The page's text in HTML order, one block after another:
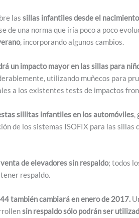
las sillas infantiles desde el
de una norma que iría poco a poco
, incorporando algunos cambios.
un impacto mayor en las sillas para
utilizando muñecos para
a los existentes tests de impactos
sillitas infantiles en los automóviles,
de los sistemas ISOFIX para las sillas
de elevadores sin respaldo; todos
respaldo.
también cambiará en enero de 2017.
sin respaldo sólo podrán ser